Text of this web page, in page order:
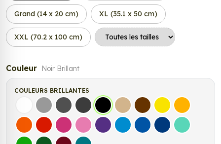
Grand (14 x 20 cm) XL (35.1 x 50 cm)
XXL (70.2 x 100 cm)
Couleur Noir Brillant
COULEURS BRILLANTES
Blanc Gris Gris FoncéGris Anthracite
Noir Beige Marron Jaune ClairJaune
OrangeRouge FuchsiaRose Violet Bleu clairBleu MoyenBleu FoncéBleu Vert